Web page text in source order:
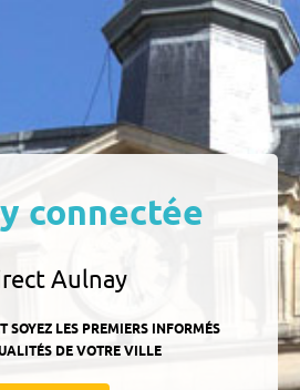
connectée
Aulnay
SOYEZ LES PREMIERS INFORMÉS
DE VOTRE VILLE